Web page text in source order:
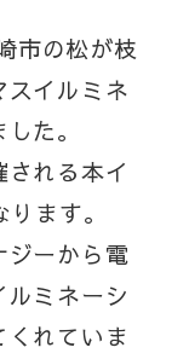
市の松が枝
スイルミネ
た。
れる本イ
ます。
ジーから電
ミネーシ
くれていま